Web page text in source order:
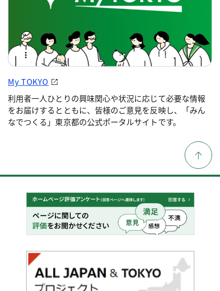
My TOKYO
利用者一人ひとりの興味関心や状況に応じて必要な情報
をお届けするとともに、皆様のご意見を反映し、「みん
なでつくる」東京都の公式ポータルサイトです。